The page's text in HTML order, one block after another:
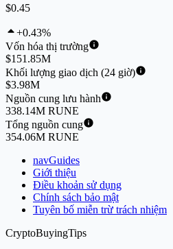
$0.45
+0.43%
Vốn hóa thị trường
$151.85M
Khối lượng giao dịch (24 giờ)
$3.98M
Nguồn cung lưu hành
338.14M RUNE
Tổng nguồn cung
354.06M RUNE
navGuides
Giới thiệu
Điều khoản sử dụng
Chính sách bảo mật
Tuyên bố miễn trừ trách nhiệm
CryptoBuyingTips